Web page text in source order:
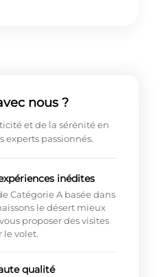
nous ?
et de la sérénité en
experts passionnés.
inédites
Catégorie A basée dans
le désert mieux
proposer des visites
le volet.
qualité